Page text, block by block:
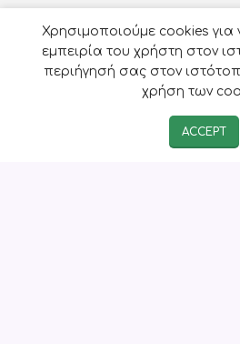
Όροι Χρήσης
Ωράριο Γραφείου Eshop
Ωράριο Τηλεφωνικού
Χρησιμοποιούμε cookies για
εμπειρία του χρήστη στον
περιήγησή σας στον
χρήση των
ACCEPT